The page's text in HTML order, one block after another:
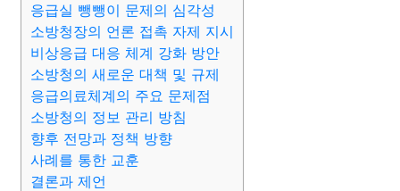
요리 상품리뷰 원예 금융
대출 자동차 취미 여행 맛집
종교 사회 정치 건강
부동산 외국어 교육
응급실 뺑뺑이 문제의 심각성
소방청장의 언론 접촉 자제 지시
비상응급 대응 체계 강화 방안
소방청의 새로운 대책 및 규제
응급의료체계의 주요 문제점
소방청의 정보 관리 방침
향후 전망과 정책 방향
사례를 통한 교훈
결론과 제언